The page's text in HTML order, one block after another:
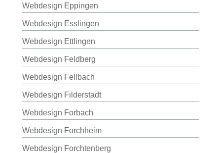
Webdesign Eppingen
Webdesign Esslingen
Webdesign Ettlingen
Webdesign Feldberg
Webdesign Fellbach
Webdesign Filderstadt
Webdesign Forbach
Webdesign Forchheim
Webdesign Forchtenberg